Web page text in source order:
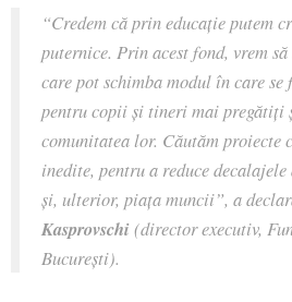
“Credem că prin educație putem
puternice. Prin acest fond, vrem
care pot schimba modul în care se
pentru copii și tineri mai
comunitatea lor. Căutăm proiecte
inedite, pentru a reduce
și, ulterior, piața muncii”, a
Kasprovschi (director executiv,
București).